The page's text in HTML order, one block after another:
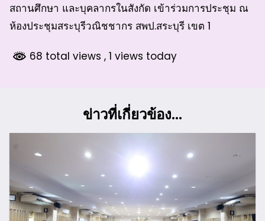
สถานศึกษา และบุคลากรในสังกัด เข้าร่วมการประชุม ณ
ห้องประชุมสระบุรีวณิชชากร สพป.สระบุรี เขต 1
68 total views , 1 views today
ข่าวที่เกี่ยวข้อง...